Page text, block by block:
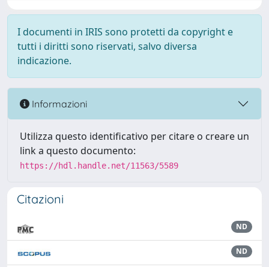
I documenti in IRIS sono protetti da copyright e
tutti i diritti sono riservati, salvo diversa
indicazione.
Informazioni
Utilizza questo identificativo per citare o creare un
link a questo documento:
https://hdl.handle.net/11563/5589
Citazioni
ND
ND